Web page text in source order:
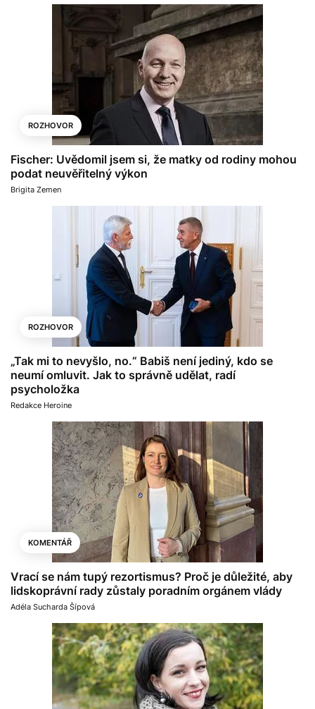
ROZHOVOR
Fischer: Uvědomil jsem si, že matky od rodiny mohou
podat neuvěřitelný výkon
Brigita Zemen
ROZHOVOR
„Tak mi to nevyšlo, no.“ Babiš není jediný, kdo se
neumí omluvit. Jak to správně udělat, radí
psycholožka
Redakce Heroine
KOMENTÁŘ
Vrací se nám tupý rezortismus? Proč je důležité, aby
lidskoprávní rady zůstaly poradním orgánem vlády
Adéla Sucharda Šípová